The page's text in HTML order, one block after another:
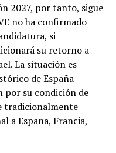
2027, por tanto, sigue
no ha confirmado
si
su retorno a
La situación es
de España
por su condición de
tradicionalmente
a España, Francia,